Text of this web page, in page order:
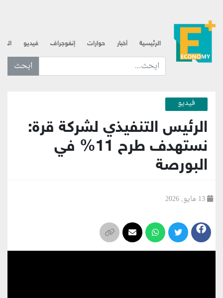
الرئيسية أخبار حوارات إنفوجراف فيديو
ابحث عن... :
فيديو
الرئيس التنفيذي لشركة قرة:
نستهدف طرح 11% في
البورصة